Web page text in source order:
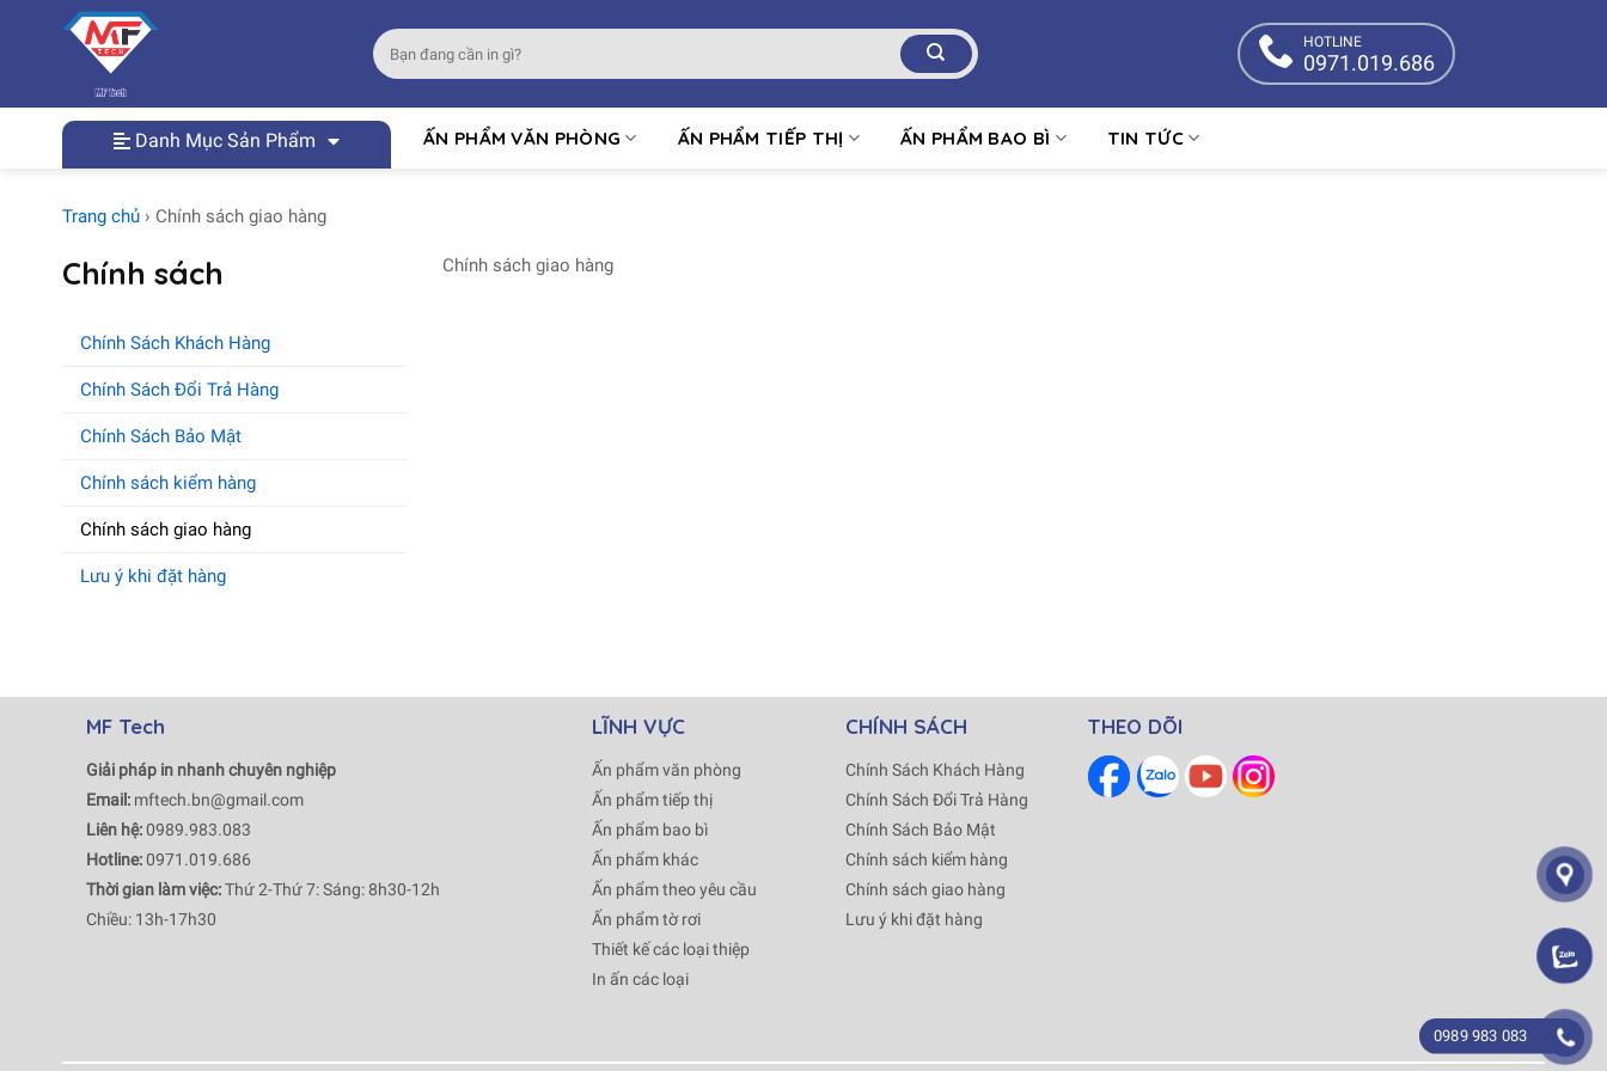
Tìm
kiếm:
HOTLINE
0971.019.686
Danh Mục Sản Phẩm ẤN PHẨM VĂN PHÒNG ẤN PHẨM TIẾP THỊ ẤN PHẨM BAO BÌ TIN TỨC
Trang chủ › Chính sách giao hàng
Chính sách
Chính Sách Khách Hàng
Chính Sách Đổi Trả Hàng
Chính Sách Bảo Mật
Chính sách kiểm hàng
Chính sách giao hàng
Lưu ý khi đặt hàng
Chính sách giao hàng
MF Tech
Giải pháp in nhanh chuyên nghiệp
Email: mftech.bn@gmail.com
Liên hệ:0989.983.083
Hotline:0971.019.686
Thời gian làm việc:Thứ 2-Thứ 7: Sáng: 8h30-12h
Chiều: 13h-17h30
LĨNH VỰC
Ấn phẩm văn phòng
Ấn phẩm tiếp thị
Ấn phẩm bao bì
Ấn phẩm khác
Ấn phẩm theo yêu cầu
Ấn phẩm tờ rơi
Thiết kế các loại thiệp
In ấn các loại
CHÍNH SÁCH
Chính Sách Khách Hàng
Chính Sách Đổi Trả Hàng
Chính Sách Bảo Mật
Chính sách kiểm hàng
Chính sách giao hàng
Lưu ý khi đặt hàng
THEO DÕI
0989 983 083